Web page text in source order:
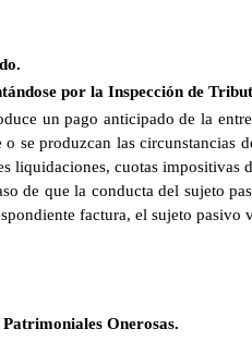
por la Inspección de
un pago anticipado de la
se produzcan las
liquidaciones, cuotas
de que la conducta del sujeto
factura, el sujeto
Onerosas.